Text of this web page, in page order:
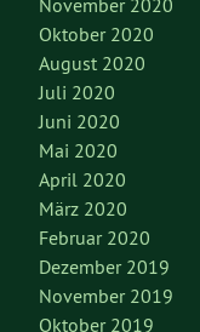
November 2020
Oktober 2020
August 2020
Juli 2020
Juni 2020
Mai 2020
April 2020
März 2020
Februar 2020
Dezember 2019
November 2019
Oktober 2019